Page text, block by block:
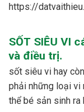
https://
SỐT SIÊU VI
và điều trị.
sốt siêu vi hay
phải những loại vi
thể bé sản sinh ra